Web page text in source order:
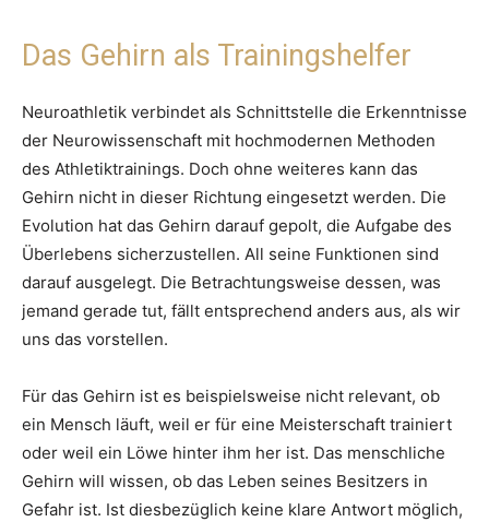
Das Gehirn als Trainingshelfer
Neuroathletik verbindet als Schnittstelle die Erkenntnisse
der Neurowissenschaft mit hochmodernen Methoden
des Athletiktrainings. Doch ohne weiteres kann das
Gehirn nicht in dieser Richtung eingesetzt werden. Die
Evolution hat das Gehirn darauf gepolt, die Aufgabe des
Überlebens sicherzustellen. All seine Funktionen sind
darauf ausgelegt. Die Betrachtungsweise dessen, was
jemand gerade tut, fällt entsprechend anders aus, als wir
uns das vorstellen.
Für das Gehirn ist es beispielsweise nicht relevant, ob
ein Mensch läuft, weil er für eine Meisterschaft trainiert
oder weil ein Löwe hinter ihm her ist. Das menschliche
Gehirn will wissen, ob das Leben seines Besitzers in
Gefahr ist. Ist diesbezüglich keine klare Antwort möglich,